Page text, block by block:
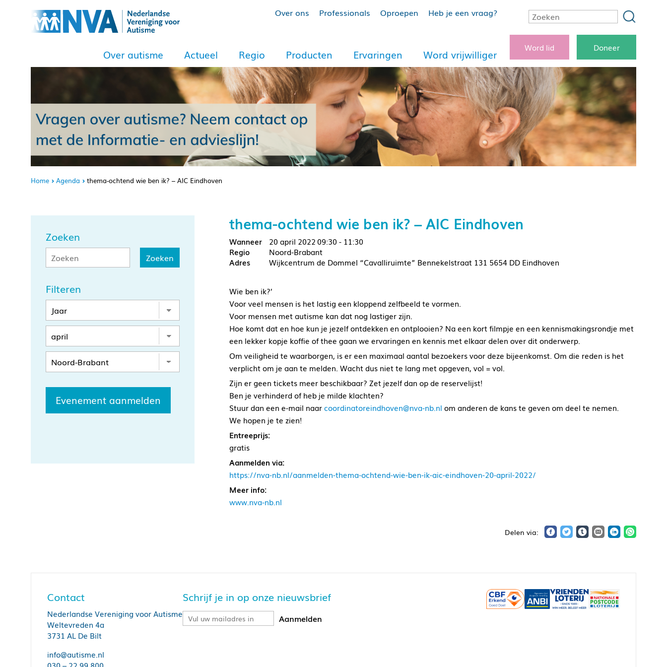
Over ons Professionals Oproepen Heb je een vraag?
Over autisme Actueel Regio Producten Ervaringen Word vrijwilliger
Word lid Doneer
Home Agenda thema-ochtend wie ben ik? – AIC Eindhoven
Zoeken
Filteren
Evenement aanmelden
thema-ochtend wie ben ik? – AIC Eindhoven
20 april 2022 09:30 - 11:30
Noord-Brabant
Wijkcentrum de Dommel “Cavalliruimte” Bennekelstraat 131 5654 DD Eindhoven
Wie ben ik?’
Voor veel mensen is het lastig een kloppend zelfbeeld te vormen.
Voor mensen met autisme kan dat nog lastiger zijn.
Hoe komt dat en hoe kun je jezelf ontdekken en ontplooien? Na een kort filmpje en een kennismakingsrondje met
een lekker kopje koffie of thee gaan we ervaringen en kennis met elkaar delen over dit onderwerp.
Om veiligheid te waarborgen, is er een maximaal aantal bezoekers voor deze bijeenkomst. Om die reden is het
verplicht om je aan te melden. Wacht dus niet te lang met opgeven, vol = vol.
Zijn er geen tickets meer beschikbaar? Zet jezelf dan op de reservelijst!
Ben je verhinderd of heb je milde klachten?
Stuur dan een e-mail naarcoordinatoreindhoven@nva-nb.nl om anderen de kans te geven om deel te nemen.
We hopen je te zien!
Entreeprijs:
gratis
Aanmelden via:
https://nva-nb.nl/aanmelden-thema-ochtend-wie-ben-ik-aic-eindhoven-20-april-2022/
Meer info:
www.nva-nb.nl
Contact
Nederlandse Vereniging voor Autisme
Weltevreden 4a
3731 AL De Bilt
info@autisme.nl
Schrijf je in op onze nieuwsbrief